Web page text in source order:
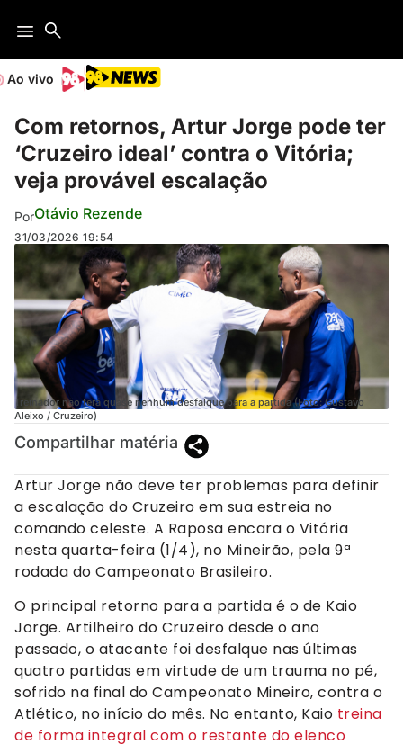
Ao vivo
Com retornos, Artur Jorge pode ter
‘Cruzeiro ideal’ contra o Vitória;
veja provável escalação
PorOtávio Rezende
31/03/2026 19:54
Treinador não terá quase nenhum desfalque para a partida (Foto: Gustavo
Aleixo / Cruzeiro)
Compartilhar matéria
Artur Jorge não deve ter problemas para definir
a escalação do Cruzeiro em sua estreia no
comando celeste. A Raposa encara o Vitória
nesta quarta-feira (1/4), no Mineirão, pela 9ª
rodada do Campeonato Brasileiro.
O principal retorno para a partida é o de Kaio
Jorge. Artilheiro do Cruzeiro desde o ano
passado, o atacante foi desfalque nas últimas
quatro partidas em virtude de um trauma no pé,
sofrido na final do Campeonato Mineiro, contra o
Atlético, no início do mês. No entanto, Kaio treina
de forma integral com o restante do elenco